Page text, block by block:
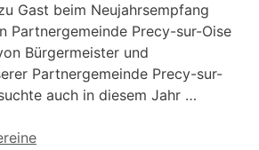
Gast beim Neujahrsempfang
Partnergemeinde Precy-sur-Oise
Bürgermeister und
Partnergemeinde Precy-sur-
auch in diesem Jahr …